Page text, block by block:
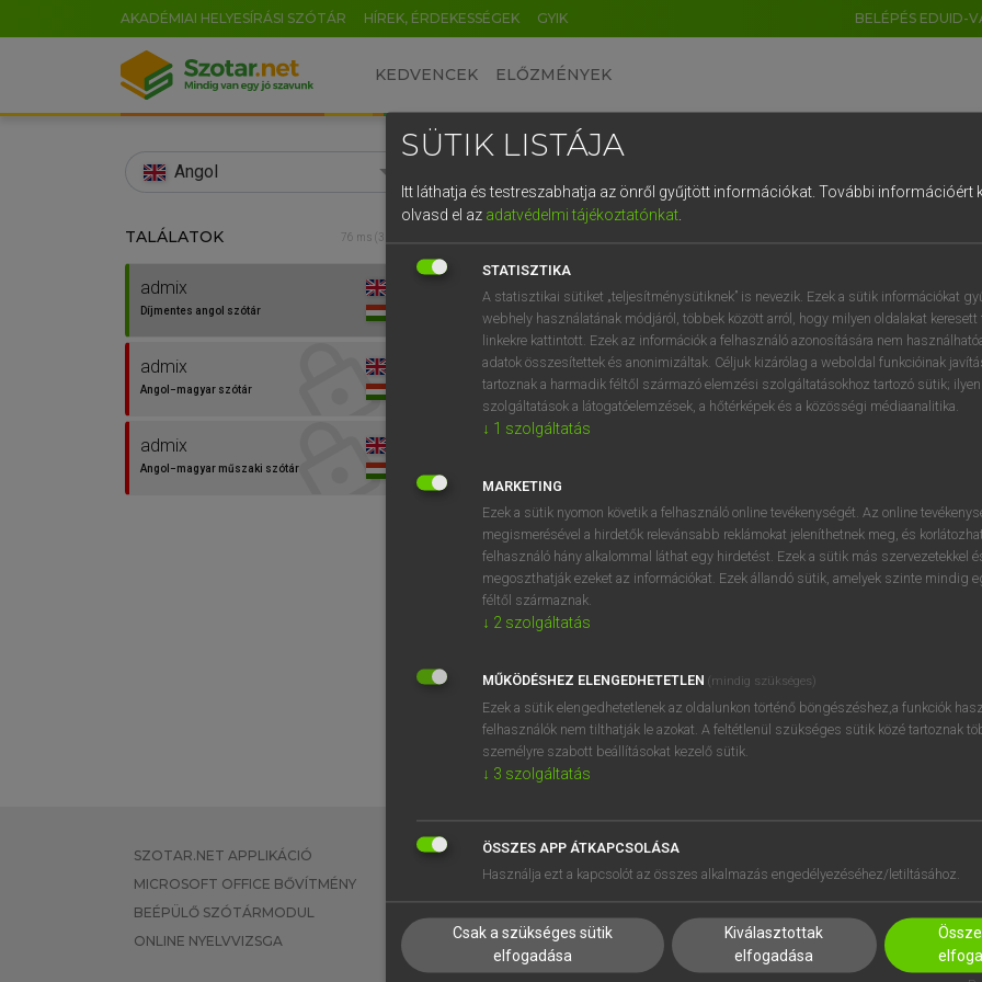
AKADÉMIAI HELYESÍRÁSI SZÓTÁR HÍREK, ÉRDEKESSÉGEK GYIK BELÉPÉS EDUID-
KEDVENCEK ELŐZMÉNYEK
Angol
TALÁLATOK 76 ms (3 db)
admix
Díjmentes angol szótár
admix
Angol−magyar szótár
admix
Angol−magyar műszaki szótár
Díjmentes angol szótár
admix ige vegyül
elegyedik
keveredik
fn
összevegyítés,
SZOTAR.NET APPLIKÁCIÓ
MICROSOFT OFFICE BŐVÍTMÉNY
BEÉPÜLŐ SZÓTÁRMODUL
ONLINE NYELVVIZSGA
EGYÉNI FELHASZNÁLÓKNAK
TANULÓKNAK
VÁLLALATI MEGOLDÁSOK
SÚGÓ
RÓLUNK
SÜTI BEÁLLÍTÁSOK
SÜTIK LISTÁJA
Itt láthatja és testreszabhatja az önről gyűjtött információkat. További információért
olvasd el az adatvédelmi tájékoztatónkat.
STATISZTIKA
A statisztikai sütiket „teljesítménysütiknek” is nevezik. Ezek a sütik információkat
webhely használatának módjáról, többek között arról, hogy milyen oldalakat keresett
linkekre kattintott. Ezek az információk a felhasználó azonosítására nem
adatok összesítettek és anonimizáltak. Céljuk kizárólag a weboldal funkcióinak
tartoznak a harmadik féltől származó elemzési szolgáltatásokhoz tartozó sütik;
szolgáltatások a látogatóelemzések, a hőtérképek és a közösségi médiaanalitika.
↓ 1 szolgáltatás
MARKETING
Ezek a sütik nyomon követik a felhasználó online tevékenységét. Az online
megismerésével a hirdetők relevánsabb reklámokat jeleníthetnek meg, és
felhasználó hány alkalommal láthat egy hirdetést. Ezek a sütik más szervezetekkel
megoszthatják ezeket az információkat. Ezek állandó sütik, amelyek szinte mindig
féltől származnak.
↓ 2 szolgáltatás
MŰKÖDÉSHEZ ELENGEDHETETLEN (mindig szükséges)
Ezek a sütik elengedhetetlenek az oldalunkon történő böngészéshez,a funkciók
felhasználók nem tilthatják le azokat. A feltétlenül szükséges sütik közé tartoznak
személyre szabott beállításokat kezelő sütik.
↓ 3 szolgáltatás
ÖSSZES APP ÁTKAPCSOLÁSA
Használja ezt a kapcsolót az összes alkalmazás engedélyezéséhez/letiltásához.
Csak a szükséges sütik
elfogadása
Kiválasztottak
elfogadása
EN HU DE CN FR ES IT NL
0 1 2 3 4 5 6 7 8 9
q w e r t z u i
a s d f g h j k l é
í y x c v b n m , .